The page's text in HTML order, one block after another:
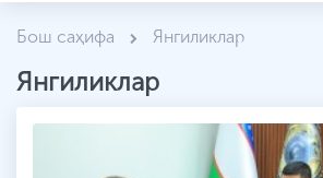
Бош саҳифа Янгиликлар
Янгиликлар